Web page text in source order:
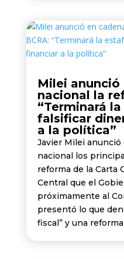
Milei anunció
nacional la
“Terminará
falsificar
a la política”
Javier Milei
nacional los
reforma de la Carta
Central que el
próximamente al
presentó lo que
fiscal” y una